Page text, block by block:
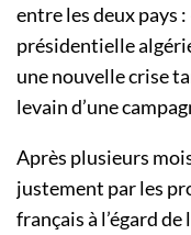
entre les deux pays :
présidentielle
une nouvelle crise
levain d’une
Après plusieurs
justement par les
français à l’égard